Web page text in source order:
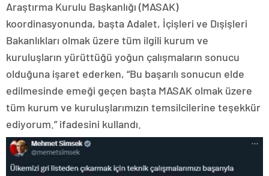
Araştırma Kurulu Başkanlığı (MASAK)
koordinasyonunda, başta Adalet, İçişleri ve Dışişleri
Bakanlıkları olmak üzere tüm ilgili kurum ve
kuruluşların yürüttüğü yoğun çalışmaların sonucu
olduğuna işaret ederken, “Bu başarılı sonucun elde
edilmesinde emeği geçen başta MASAK olmak üzere
tüm kurum ve kuruluşlarımızın temsilcilerine teşekkür
ediyorum.” ifadesini kullandı.